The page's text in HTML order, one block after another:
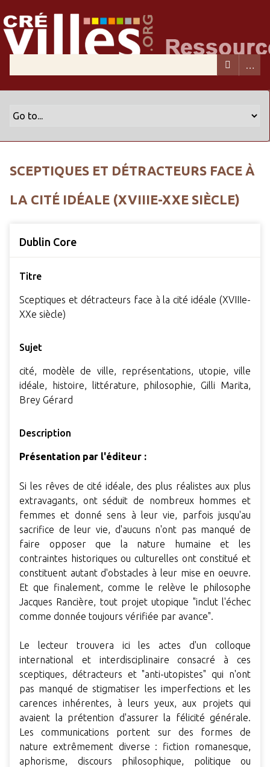
SCEPTIQUES ET DÉTRACTEURS FACE À
LA CITÉ IDÉALE (XVIIIE-XXE SIÈCLE)
Dublin Core
Titre
Sceptiques et détracteurs face à la cité idéale (XVIIIe-
XXe siècle)
Sujet
cité, modèle de ville, représentations, utopie, ville
idéale, histoire, littérature, philosophie, Gilli Marita,
Brey Gérard
Description
Présentation par l'éditeur :
Si les rêves de cité idéale, des plus réalistes aux plus
extravagants, ont séduit de nombreux hommes et
femmes et donné sens à leur vie, parfois jusqu'au
sacrifice de leur vie, d'aucuns n'ont pas manqué de
faire opposer que la nature humaine et les
contraintes historiques ou culturelles ont constitué et
constituent autant d'obstacles à leur mise en oeuvre.
Et que finalement, comme le relève le philosophe
Jacques Rancière, tout projet utopique "inclut l'échec
comme donnée toujours vérifiée par avance".
Le lecteur trouvera ici les actes d'un colloque
international et interdisciplinaire consacré à ces
sceptiques, détracteurs et "anti-utopistes" qui n'ont
pas manqué de stigmatiser les imperfections et les
carences inhérentes, à leurs yeux, aux projets qui
avaient la prétention d'assurer la félicité générale.
Les communications portent sur des formes de
nature extrêmement diverse : fiction romanesque,
aphorisme, discours philosophique, politique ou